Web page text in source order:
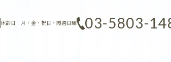
休診日：月・金・祝日・隔週日曜 03-5803-